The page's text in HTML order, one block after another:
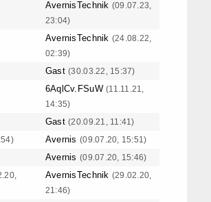
AvernisTechnik (09.07.23,
23:04)
AvernisTechnik (24.08.22,
02:39)
Gast(30.03.22, 15:37)
6AqlCv.FSuW(11.11.21,
14:35)
Gast(20.09.21, 11:41)
Avernis(09.07.20, 15:51)
Avernis(09.07.20, 15:46)
AvernisTechnik (29.02.20,
21:46)